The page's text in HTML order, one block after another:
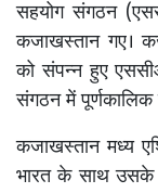
सहयोग संगठन
कजाखस्तान गए।
को संपन्न हुए
संगठन में पूर्णकालिक
कजाखस्तान मध्य
भारत के साथ